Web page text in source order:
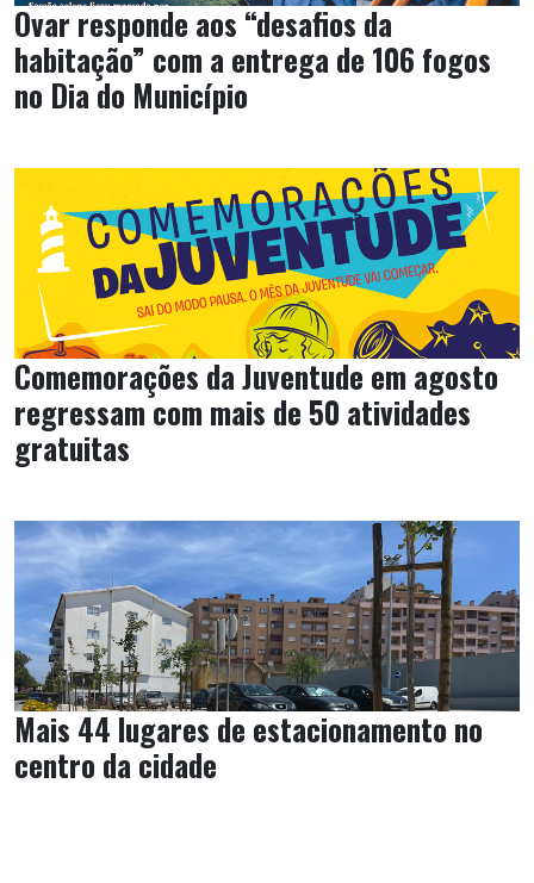
Ovar responde aos “desafios da
habitação” com a entrega de 106 fogos
no Dia do Município
Comemorações da Juventude em agosto
regressam com mais de 50 atividades
gratuitas
Mais 44 lugares de estacionamento no
centro da cidade